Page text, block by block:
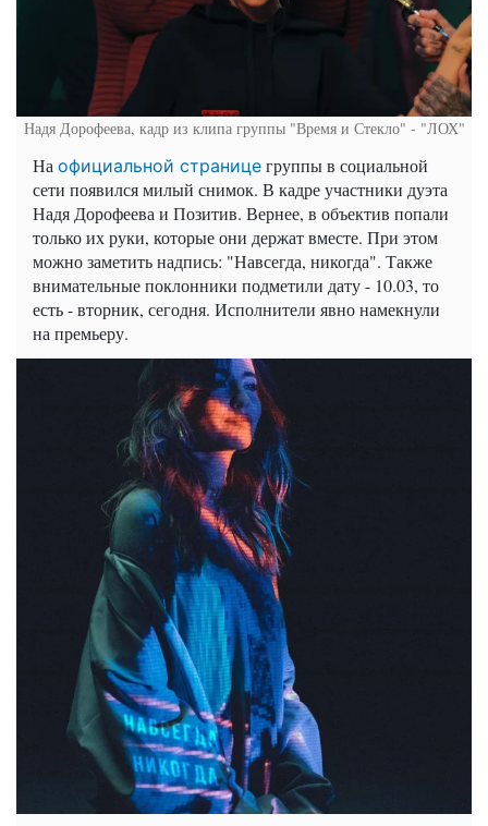
Надя Дорофеева, кадр из клипа группы "Время и Стекло" - "ЛОХ"
На официальной странице группы в социальной
сети появился милый снимок. В кадре участники дуэта
Надя Дорофеева и Позитив. Вернее, в объектив попали
только их руки, которые они держат вместе. При этом
можно заметить надпись: "Навсегда, никогда". Также
внимательные поклонники подметили дату - 10.03, то
есть - вторник, сегодня. Исполнители явно намекнули
на премьеру.